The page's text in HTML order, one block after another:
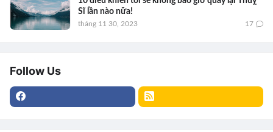
Sĩ lần nào nữa!
tháng 11 30, 2023 17
Follow Us